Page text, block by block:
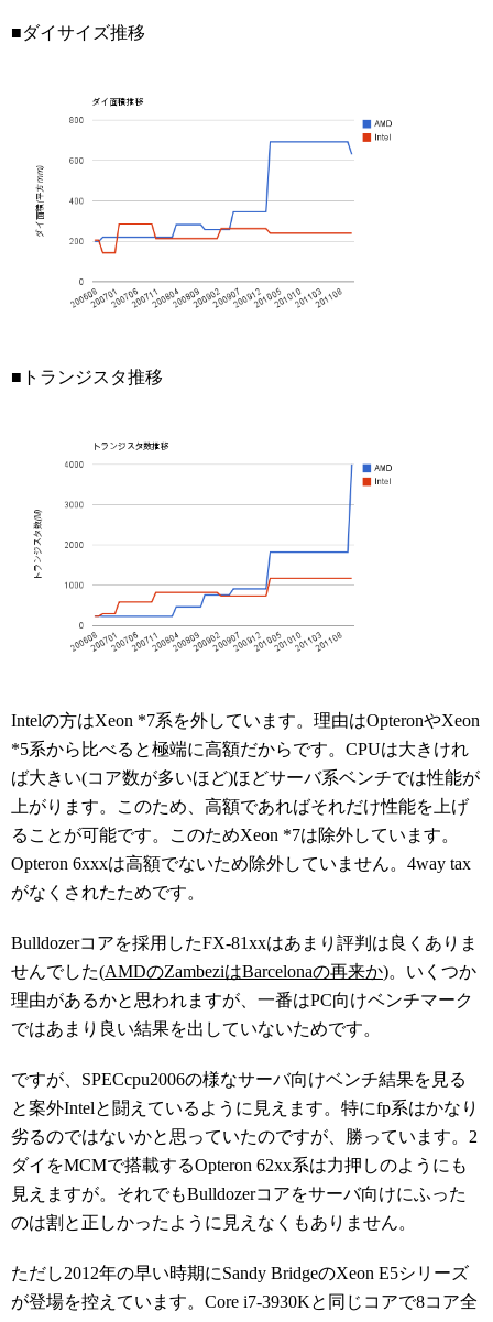
■ダイサイズ推移
■トランジスタ推移
Intelの方はXeon *7系を外しています。理由はOpteronやXeon
*5系から比べると極端に高額だからです。CPUは大きけれ
ば大きい(コア数が多いほど)ほどサーバ系ベンチでは性能が
上がります。このため、高額であればそれだけ性能を上げ
ることが可能です。このためXeon *7は除外しています。
Opteron 6xxxは高額でないため除外していません。4way tax
がなくされたためです。
Bulldozerコアを採用したFX-81xxはあまり評判は良くありま
せんでした(AMDのZambeziはBarcelonaの再来か)。いくつか
理由があるかと思われますが、一番はPC向けベンチマーク
ではあまり良い結果を出していないためです。
ですが、SPECcpu2006の様なサーバ向けベンチ結果を見る
と案外Intelと闘えているように見えます。特にfp系はかなり
劣るのではないかと思っていたのですが、勝っています。2
ダイをMCMで搭載するOpteron 62xx系は力押しのようにも
見えますが。それでもBulldozerコアをサーバ向けにふった
のは割と正しかったように見えなくもありません。
ただし2012年の早い時期にSandy BridgeのXeon E5シリーズ
が登場を控えています。Core i7-3930Kと同じコアで8コア全